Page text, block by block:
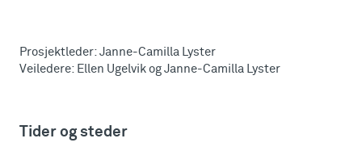
Prosjektleder: Janne-Camilla Lyster
Veiledere: Ellen Ugelvik og Janne-Camilla Lyster
Tider og steder